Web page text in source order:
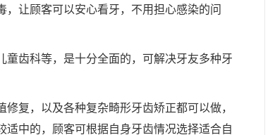
让顾客可以安心看牙，不用担心感染的问
齿科等，是十分全面的，可解决牙友多种牙
复，以及各种复杂畸形牙齿矫正都可以做，
中的，顾客可根据自身牙齿情况选择适合自